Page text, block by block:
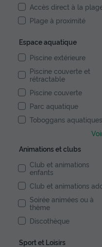
Accès direct à la
Plage à proximité
Espace aquatique
Piscine extérieure
Piscine couverte et
rétractable
Piscine couverte
Parc aquatique
Toboggans aquatiques
Animations et clubs
Club et animations
enfants
Club et animations
Soirée animées ou à
thème
Discothèque
Sport et Loisirs